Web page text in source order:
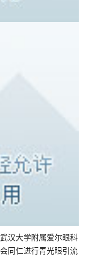
汉大学附属爱尔眼科
同仁进行青光眼引流